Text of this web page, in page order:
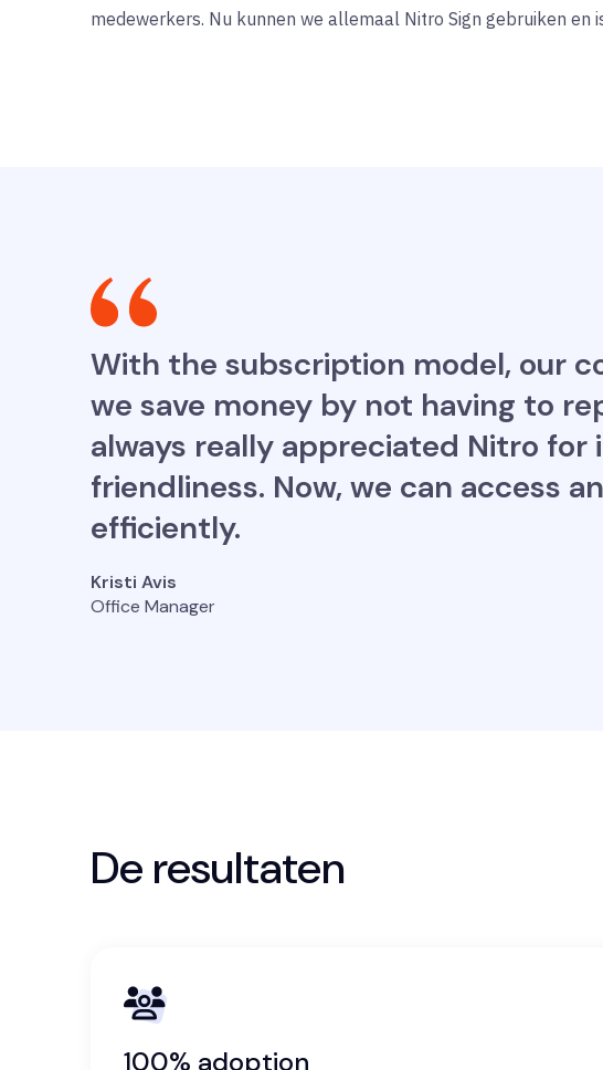
medewerkers. Nu kunnen we allemaal Nitro Sign gebruiken en
With the subscription model, our
we save money by not having to
always really appreciated Nitro
friendliness. Now, we can access
efficiently.
Kristi Avis
Office Manager
De resultaten
100% adoption